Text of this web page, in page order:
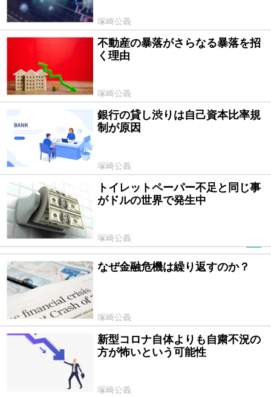
塚崎公義
不動産の暴落がさらなる暴落を招
く理由
塚崎公義
2020/04/13
銀行の貸し渋りは自己資本比率規
制が原因
塚崎公義
2020/04/06
トイレットペーパー不足と同じ事
がドルの世界で発生中
塚崎公義
2020/03/30 なぜ金融危機は繰り返すのか？
塚崎公義
2020/03/23
新型コロナ自体よりも自粛不況の
方が怖いという可能性
塚崎公義